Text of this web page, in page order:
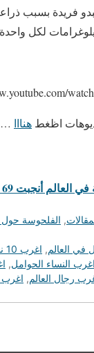
فريدة بسبب
اظغط هنااا
أنجبت 69 طفلا
, الفلحوسة حول
,
اغرب النساء الحوامل,
رجال العالم, اغرب